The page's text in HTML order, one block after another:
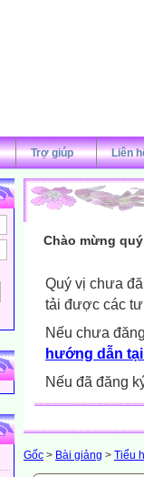
Trợ giúp Liên
Chào mừng
Quý vị chưa
tải được các
Nếu chưa
hướng dẫn
Nếu đã đăng
Gốc > Bài giảng > Tiểu